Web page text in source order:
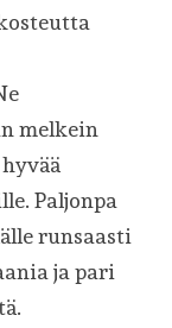
melkein
Paljonpa
runsaasti
ja pari